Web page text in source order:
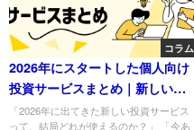
コラム
2026年にスタートした個人向け
投資サービスまとめ｜新しい選
択肢はどこまで使えるのか
「2026年に出てきた新しい投資サービス
って、結局どれが使えるのか？」 「今あ